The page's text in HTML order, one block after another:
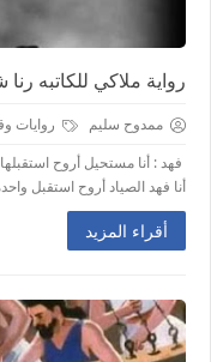
رواية ملاكي للكاتبه
ممدوح سليم روايات
فهد : أنا مستحيل أروح
أنا فهد الصياد أروح استقبل
أقراء المزيد